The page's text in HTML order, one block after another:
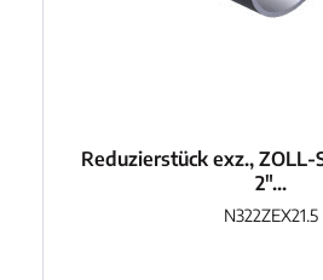
Reduzierstück exz., ZOLL-
2"...
N322ZEX21.5